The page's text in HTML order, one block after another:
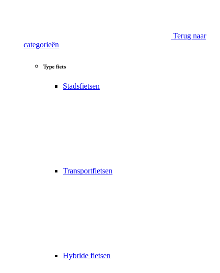
Terug naar
categorieën
Type fiets
Stadsfietsen
Transportfietsen
Hybride fietsen